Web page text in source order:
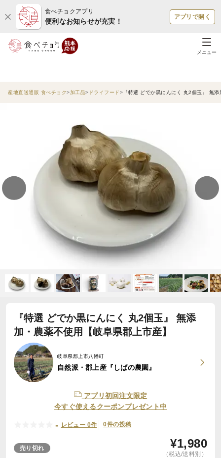
食べチョクアプリ
便利なお知らせが充実！
アプリで開く
メニュー
産地直送通販 食べチョク 加工品 ドライフード 『特選 どでか黒にんにく 丸2個玉』 無
『特選 どでか黒にんにく 丸2個玉』 無添
加・農薬不使用【岐阜県郡上市産】
岐阜県郡上市八幡町
自然派・郡上産『しばの農園』
アプリ初回注文限定
今すぐ使えるクーポンプレゼント中
- レビュー 0件 0件の投稿
売り切れ ¥1,980
（税込/送料別）